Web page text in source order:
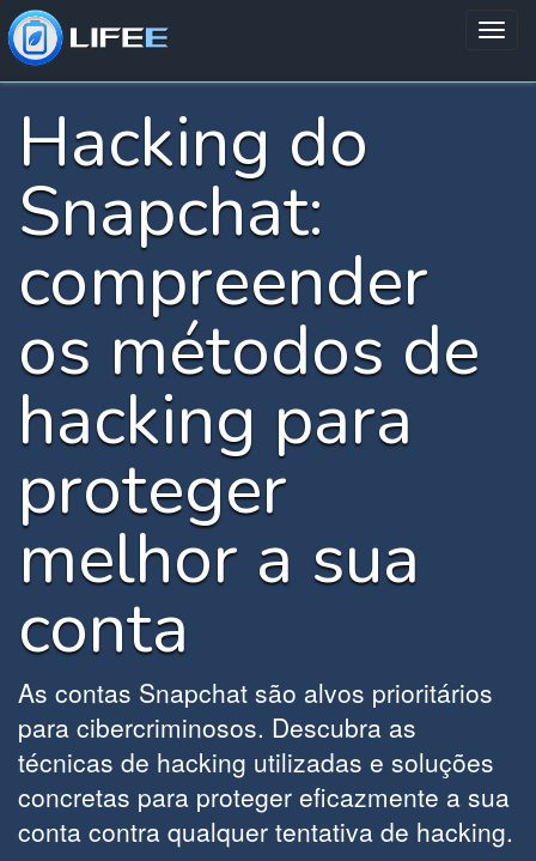
Hacking do
Snapchat:
compreender
os métodos de
hacking para
proteger
melhor a sua
conta
As contas Snapchat são alvos prioritários
para cibercriminosos. Descubra as
técnicas de hacking utilizadas e soluções
concretas para proteger eficazmente a sua
conta contra qualquer tentativa de hacking.